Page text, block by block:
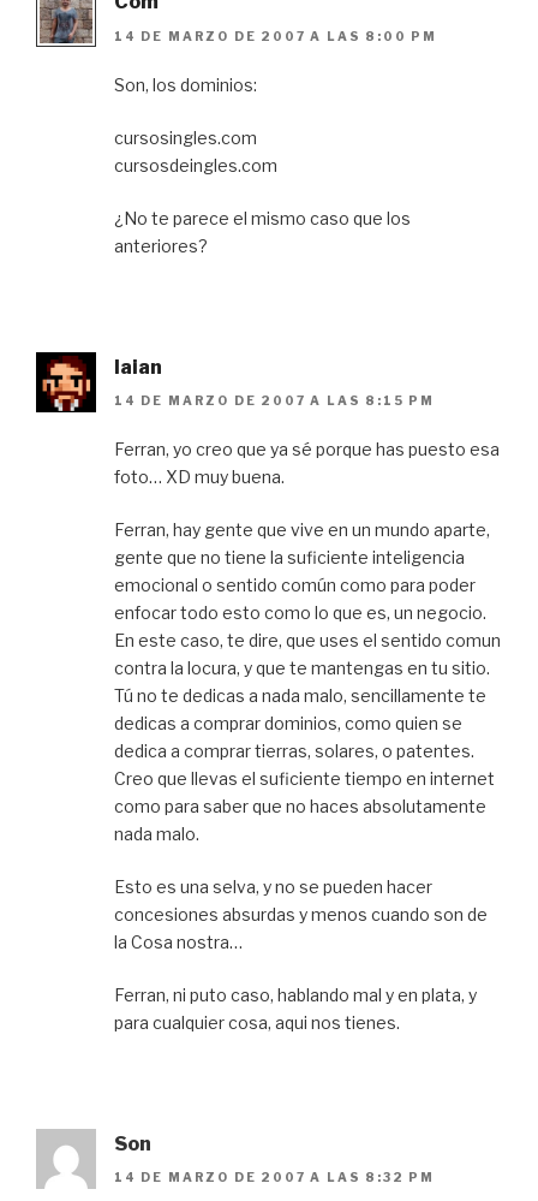
14 DE MARZO DE 2007 A LAS 8:00 PM
Son, los dominios:
cursosingles.com
cursosdeingles.com
¿No te parece el mismo caso que los
anteriores?
laian
14 DE MARZO DE 2007 A LAS 8:15 PM
Ferran, yo creo que ya sé porque has puesto esa
foto… XD muy buena.
Ferran, hay gente que vive en un mundo aparte,
gente que no tiene la suficiente inteligencia
emocional o sentido común como para poder
enfocar todo esto como lo que es, un negocio.
En este caso, te dire, que uses el sentido comun
contra la locura, y que te mantengas en tu sitio.
Tú no te dedicas a nada malo, sencillamente te
dedicas a comprar dominios, como quien se
dedica a comprar tierras, solares, o patentes.
Creo que llevas el suficiente tiempo en internet
como para saber que no haces absolutamente
nada malo.
Esto es una selva, y no se pueden hacer
concesiones absurdas y menos cuando son de
la Cosa nostra…
Ferran, ni puto caso, hablando mal y en plata, y
para cualquier cosa, aqui nos tienes.
Son
14 DE MARZO DE 2007 A LAS 8:32 PM